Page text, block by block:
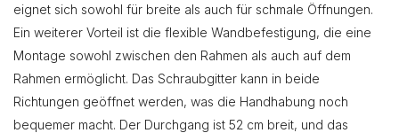
eignet sich sowohl für breite als auch für schmale Öffnungen.
Ein weiterer Vorteil ist die flexible Wandbefestigung, die eine
Montage sowohl zwischen den Rahmen als auch auf dem
Rahmen ermöglicht. Das Schraubgitter kann in beide
Richtungen geöffnet werden, was die Handhabung noch
bequemer macht. Der Durchgang ist 52 cm breit, und das